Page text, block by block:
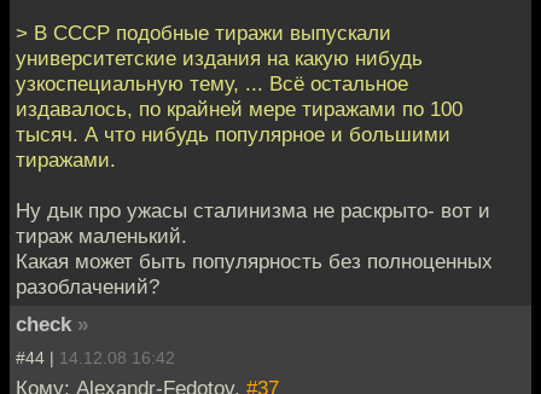
> В СССР подобные тиражи выпускали
университетские издания на какую нибудь
узкоспециальную тему, ... Всё остальное
издавалось, по крайней мере тиражами по 100
тысяч. А что нибудь популярное и большими
тиражами.
Ну дык про ужасы сталинизма не раскрыто- вот и
тираж маленький.
Какая может быть популярность без полноценных
разоблачений?
check »
#44 | 14.12.08 16:42
Кому: Alexandr-Fedotov, #37